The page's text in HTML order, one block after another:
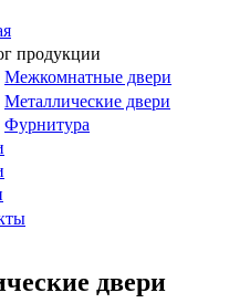
продукции
Межкомнатные двери
Металлические двери
Фурнитура
двери